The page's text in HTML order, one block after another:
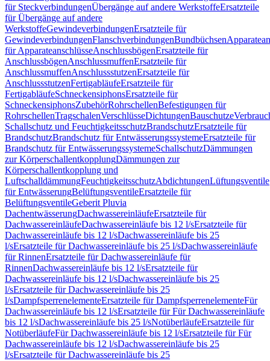
für SteckverbindungenÜbergänge auf andere WerkstoffeErsatzteile
für Übergänge auf andere
WerkstoffeGewindeverbindungenErsatzteile für
GewindeverbindungenFlanschverbindungenBundbüchsen
für ApparateanschlüsseAnschlussbögenErsatzteile für
AnschlussbögenAnschlussmuffenErsatzteile für
AnschlussmuffenAnschlussstutzenErsatzteile für
AnschlussstutzenFertigabläufeErsatzteile für
FertigabläufeSchneckensiphonsErsatzteile für
SchneckensiphonsZubehörRohrschellenBefestigungen für
RohrschellenTragschalenVerschlüsseDichtungenBauschutze
Schallschutz und FeuchtigkeitsschutzBrandschutzErsatzteile für
BrandschutzBrandschutz für EntwässerungssystemeErsatzteile für
Brandschutz für EntwässerungssystemeSchallschutzDämmungen
zur KörperschallentkopplungDämmungen zur
Körperschallentkopplung und
LuftschalldämmungFeuchtigkeitsschutzAbdichtungenLüftungsventile
für EntwässerungBelüftungsventileErsatzteile für
BelüftungsventileGeberit Pluvia
DachentwässerungDachwassereinläufeErsatzteile für
DachwassereinläufeDachwassereinläufe bis 12 l/sErsatzteile für
Dachwassereinläufe bis 12 l/sDachwassereinläufe bis 25
l/sErsatzteile für Dachwassereinläufe bis 25 l/sDachwassereinläufe
für RinnenErsatzteile für Dachwassereinläufe für
RinnenDachwassereinläufe bis 12 l/sErsatzteile für
Dachwassereinläufe bis 12 l/sDachwassereinläufe bis 25
l/sErsatzteile für Dachwassereinläufe bis 25
l/sDampfsperrenelementeErsatzteile für DampfsperrenelementeFür
Dachwassereinläufe bis 12 l/sErsatzteile für Für Dachwassereinläufe
bis 12 l/sDachwassereinläufe bis 25 l/sNotüberläufeErsatzteile für
NotüberläufeFür Dachwassereinläufe bis 12 l/sErsatzteile für Für
Dachwassereinläufe bis 12 l/sDachwassereinläufe bis 25
l/sErsatzteile für Dachwassereinläufe bis 25